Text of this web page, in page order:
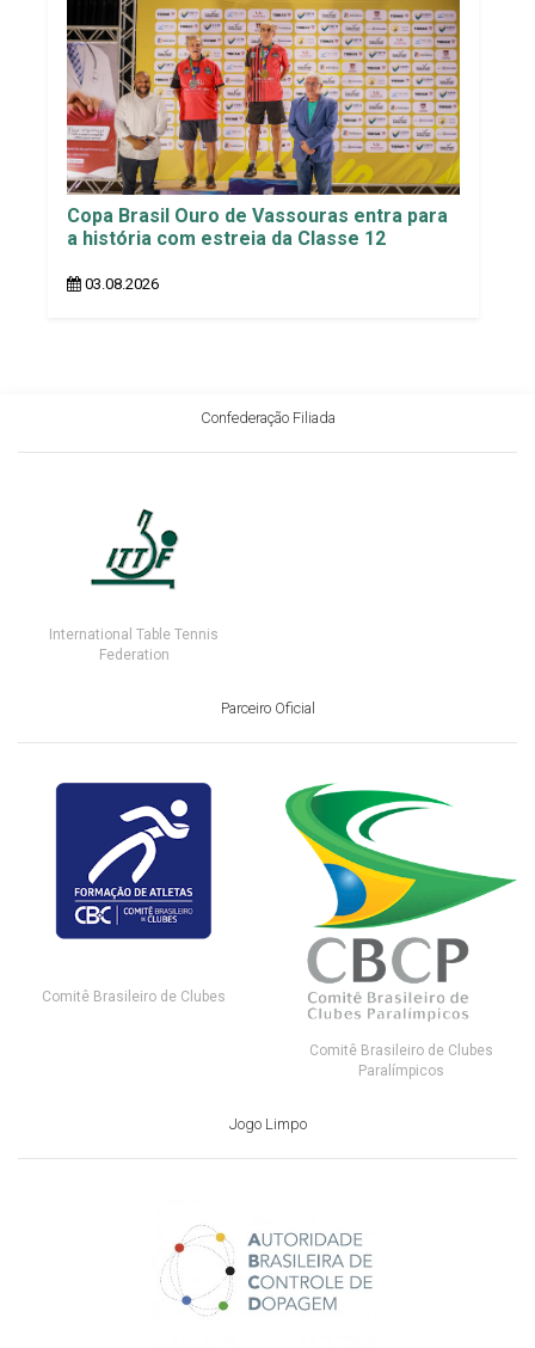
Copa Brasil Ouro de Vassouras entra para
a história com estreia da Classe 12
03.08.2026
Confederação Filiada
International Table Tennis
Federation
Parceiro Oficial
Comitê Brasileiro de Clubes
Comitê Brasileiro de Clubes
Paralímpicos
Jogo Limpo